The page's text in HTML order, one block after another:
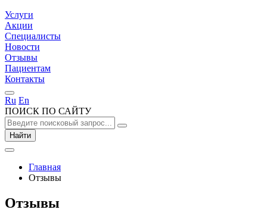
Услуги
Акции
Специалисты
Новости
Отзывы
Пациентам
Контакты
Ru En
ПОИСК ПО САЙТУ
Найти
Главная
Отзывы
Отзывы